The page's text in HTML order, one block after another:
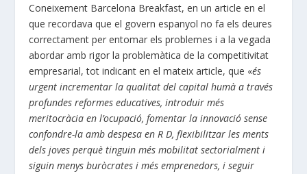
Coneixement Barcelona Breakfast, en unarticleen el
que recordava que el govern espanyol no fa els deures
correctament per entomar els problemes i a la vegada
abordar amb rigor la problemàtica de la competitivitat
empresarial, tot indicant en el mateix article, que «és
urgent incrementar la qualitat del capital humà a través
profundes reformes educatives, introduir més
meritocràcia en l’ocupació, fomentar la innovació sense
confondre-la amb despesa en R D, flexibilitzar les ments
dels joves perquè tinguin més mobilitat sectorialment i
siguin menys buròcrates i més emprenedors, i seguir